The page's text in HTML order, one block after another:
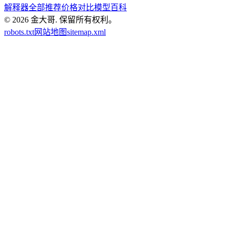
解释器全部推荐价格对比模型百科
© 2026 金大哥. 保留所有权利。
robots.txt网站地图sitemap.xml